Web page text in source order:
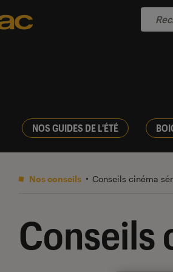
NOS GUIDES DE L'ÉTÉ
Nos conseils Conseils cinéma
Conseils